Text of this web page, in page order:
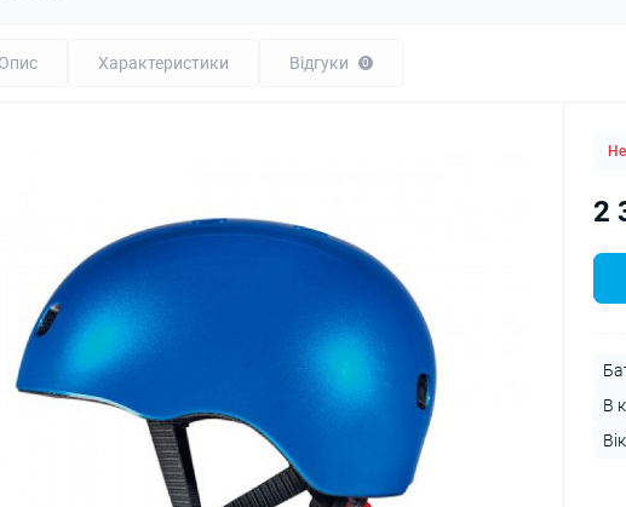
Опис Характеристики Відгуки 0
2
В